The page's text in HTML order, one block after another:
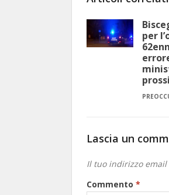
per
Lascia un
Il tuo indirizzo
Commento *